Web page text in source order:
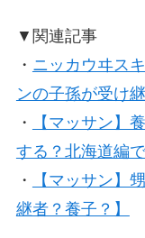
▼関連記事
・ ニッカウヰス
ンの子孫が受け
・
【マッサン】
する？北海道編
・
【マッサン】
継者？養子？】